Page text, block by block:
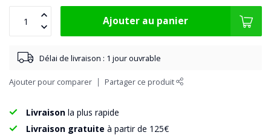
Ajouter au panier
Délai de livraison : 1 jour ouvrable
Ajouter pour comparer Partager ce produit
Livraison la plus rapide
Livraison gratuite à partir de 125€